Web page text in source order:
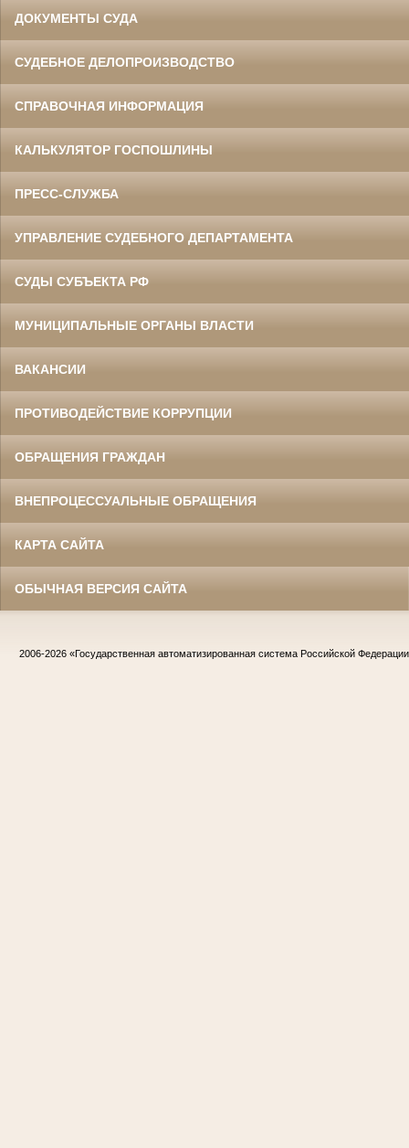
ДОКУМЕНТЫ СУДА
СУДЕБНОЕ ДЕЛОПРОИЗВОДСТВО
СПРАВОЧНАЯ ИНФОРМАЦИЯ
КАЛЬКУЛЯТОР ГОСПОШЛИНЫ
ПРЕСС-СЛУЖБА
УПРАВЛЕНИЕ СУДЕБНОГО ДЕПАРТАМЕНТА
СУДЫ СУБЪЕКТА РФ
МУНИЦИПАЛЬНЫЕ ОРГАНЫ ВЛАСТИ
ВАКАНСИИ
ПРОТИВОДЕЙСТВИЕ КОРРУПЦИИ
ОБРАЩЕНИЯ ГРАЖДАН
ВНЕПРОЦЕССУАЛЬНЫЕ ОБРАЩЕНИЯ
КАРТА САЙТА
ОБЫЧНАЯ ВЕРСИЯ САЙТА
2006-2026 «Государственная автоматизированная система Российской